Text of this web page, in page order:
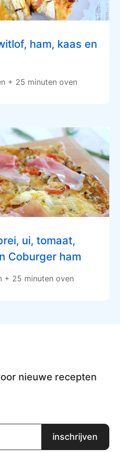
ham, kaas en
+ 25 minuten oven
ui, tomaat,
Coburger ham
+ 25 minuten oven
nieuwe recepten